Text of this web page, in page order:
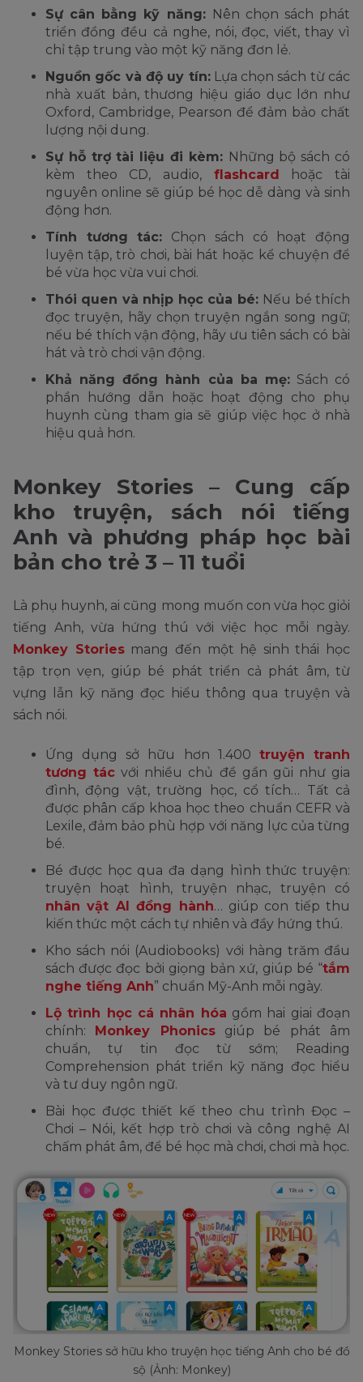
Sự cân bằng kỹ năng: Nên chọn sách phát
triển đồng đều cả nghe, nói, đọc, viết, thay vì
chỉ tập trung vào một kỹ năng đơn lẻ.
Nguồn gốc và độ uy tín:Lựa chọn sách từ các
nhà xuất bản, thương hiệu giáo dục lớn như
Oxford, Cambridge, Pearson để đảm bảo chất
lượng nội dung.
Sự hỗ trợ tài liệu đi kèm: Những bộ sách có
kèm theo CD, audio, flashcard
hoặc tài
nguyên online sẽ giúp bé học dễ dàng và sinh
động hơn.
Tính tương tác: Chọn sách có hoạt động
luyện tập, trò chơi, bài hát hoặc kể chuyện để
bé vừa học vừa vui chơi.
Thói quen và nhịp học của bé: Nếu bé thích
đọc truyện, hãy chọn truyện ngắn song ngữ;
nếu bé thích vận động, hãy ưu tiên sách có bài
hát và trò chơi vận động.
Khả năng đồng hành của ba mẹ:Sách có
phần hướng dẫn hoặc hoạt động cho phụ
huynh cùng tham gia sẽ giúp việc học ở nhà
hiệu quả hơn.
Monkey Stories – Cung cấp
kho truyện, sách nói tiếng
Anh và phương pháp học bài
bản cho trẻ 3 – 11 tuổi
Là phụ huynh, ai cũng mong muốn con vừa học giỏi
tiếng Anh, vừa hứng thú với việc học mỗi ngày.
Monkey Storiesmang đến một hệ sinh thái học
tập trọn vẹn, giúp bé phát triển cả phát âm, từ
vựng lẫn kỹ năng đọc hiểu thông qua truyện và
sách nói.
Ứng dụng sở hữu hơn 1.400 truyện tranh
tương tác với nhiều chủ đề gần gũi như gia
đình, động vật, trường học, cổ tích… Tất cả
được phân cấp khoa học theo chuẩn CEFR và
Lexile, đảm bảo phù hợp với năng lực của từng
bé.
Bé được học qua đa dạng hình thức truyện:
truyện hoạt hình, truyện nhạc, truyện có
nhân vật AI đồng hành… giúp con tiếp thu
kiến thức một cách tự nhiên và đầy hứng thú.
Kho sách nói (Audiobooks) với hàng trăm đầu
sách được đọc bởi giọng bản xứ, giúp bé “tắm
nghe tiếng Anh” chuẩn Mỹ-Anh mỗi ngày.
Lộ trình học cá nhân hóa gồm hai giai đoạn
chính:
Monkey Phonicsgiúp bé phát âm
chuẩn, tự tin đọc từ sớm; Reading
Comprehension phát triển kỹ năng đọc hiểu
và tư duy ngôn ngữ.
Bài học được thiết kế theo chu trình Đọc –
Chơi – Nói, kết hợp trò chơi và công nghệ AI
chấm phát âm, để bé học mà chơi, chơi mà học.
Monkey Stories sở hữu kho truyện học tiếng Anh cho bé đồ
sộ (Ảnh: Monkey)